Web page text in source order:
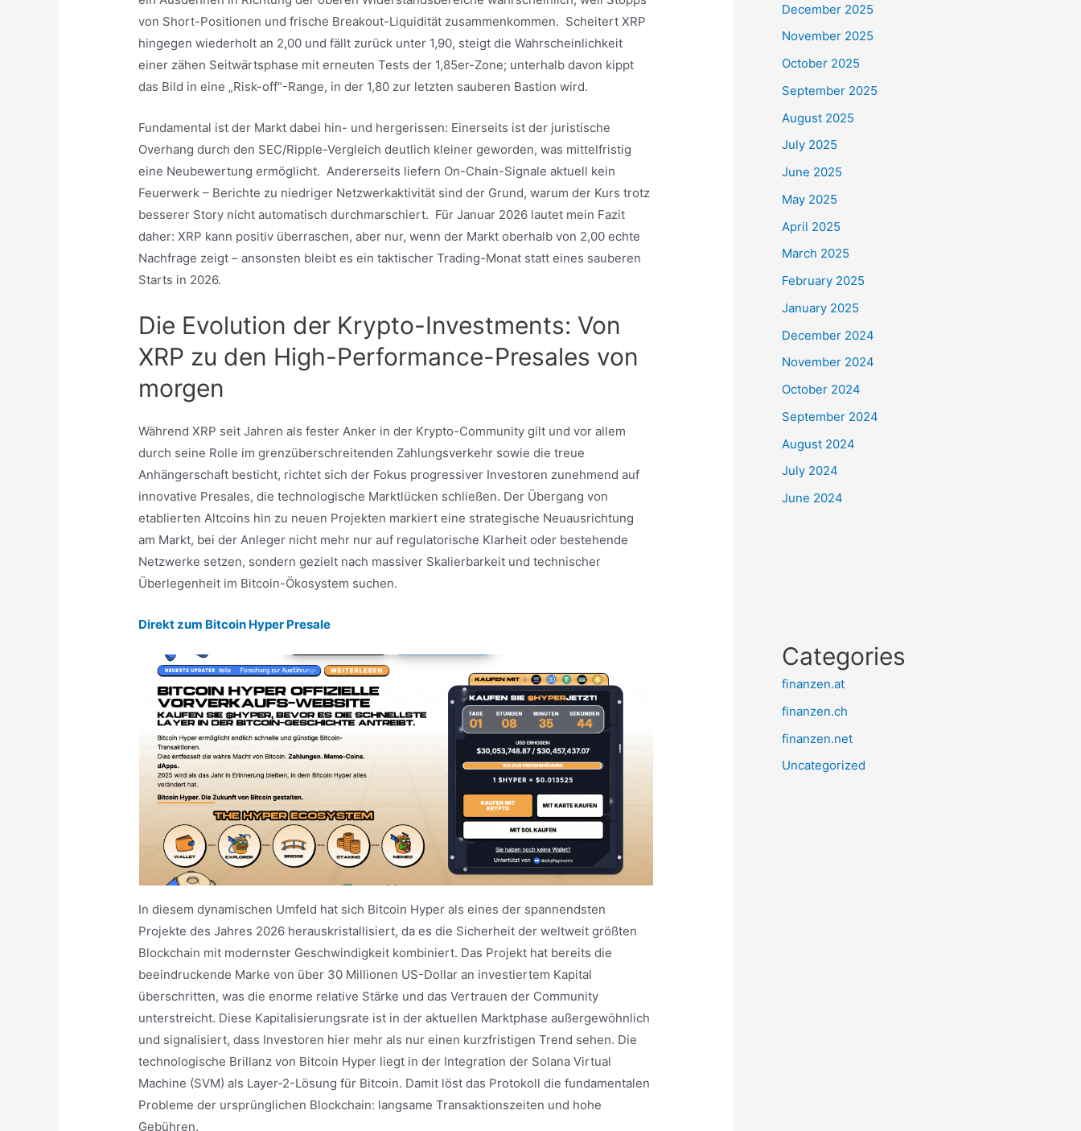
von Short-Positionen und frische Breakout-Liquidität zusammenkommen. Scheitert XRP
hingegen wiederholt an 2,00 und fällt zurück unter 1,90, steigt die Wahrscheinlichkeit
einer zähen Seitwärtsphase mit erneuten Tests der 1,85er-Zone; unterhalb davon kippt
das Bild in eine „Risk-off“-Range, in der 1,80 zur letzten sauberen Bastion wird.
Fundamental ist der Markt dabei hin- und hergerissen: Einerseits ist der juristische
Overhang durch den SEC/Ripple-Vergleich deutlich kleiner geworden, was mittelfristig
eine Neubewertung ermöglicht. Andererseits liefern On-Chain-Signale aktuell kein
Feuerwerk – Berichte zu niedriger Netzwerkaktivität sind der Grund, warum der Kurs trotz
besserer Story nicht automatisch durchmarschiert. Für Januar 2026 lautet mein Fazit
daher: XRP kann positiv überraschen, aber nur, wenn der Markt oberhalb von 2,00 echte
Nachfrage zeigt – ansonsten bleibt es ein taktischer Trading-Monat statt eines sauberen
Starts in 2026.
Die Evolution der Krypto-Investments: Von
XRP zu den High-Performance-Presales von
morgen
Während XRP seit Jahren als fester Anker in der Krypto-Community gilt und vor allem
durch seine Rolle im grenzüberschreitenden Zahlungsverkehr sowie die treue
Anhängerschaft besticht, richtet sich der Fokus progressiver Investoren zunehmend auf
innovative Presales, die technologische Marktlücken schließen. Der Übergang von
etablierten Altcoins hin zu neuen Projekten markiert eine strategische Neuausrichtung
am Markt, bei der Anleger nicht mehr nur auf regulatorische Klarheit oder bestehende
Netzwerke setzen, sondern gezielt nach massiver Skalierbarkeit und technischer
Überlegenheit im Bitcoin-Ökosystem suchen.
Direkt zum Bitcoin Hyper Presale
In diesem dynamischen Umfeld hat sich Bitcoin Hyper als eines der spannendsten
Projekte des Jahres 2026 herauskristallisiert, da es die Sicherheit der weltweit größten
Blockchain mit modernster Geschwindigkeit kombiniert. Das Projekt hat bereits die
beeindruckende Marke von über 30 Millionen US-Dollar an investiertem Kapital
überschritten, was die enorme relative Stärke und das Vertrauen der Community
unterstreicht. Diese Kapitalisierungsrate ist in der aktuellen Marktphase außergewöhnlich
und signalisiert, dass Investoren hier mehr als nur einen kurzfristigen Trend sehen. Die
technologische Brillanz von Bitcoin Hyper liegt in der Integration der Solana Virtual
Machine (SVM) als Layer-2-Lösung für Bitcoin. Damit löst das Protokoll die fundamentalen
Probleme der ursprünglichen Blockchain: langsame Transaktionszeiten und hohe
Gebühren.
December 2025
November 2025
October 2025
September 2025
August 2025
July 2025
June 2025
May 2025
April 2025
March 2025
February 2025
January 2025
December 2024
November 2024
October 2024
September 2024
August 2024
July 2024
June 2024
Categories
finanzen.at
finanzen.ch
finanzen.net
Uncategorized